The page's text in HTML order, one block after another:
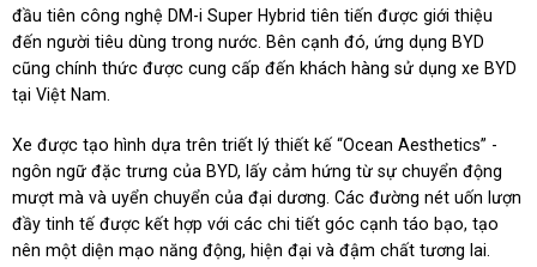
đầu tiên công nghệ DM-i Super Hybrid tiên tiến được giới thiệu
đến người tiêu dùng trong nước. Bên cạnh đó, ứng dụng BYD
cũng chính thức được cung cấp đến khách hàng sử dụng xe BYD
tại Việt Nam.
Xe được tạo hình dựa trên triết lý thiết kế “Ocean Aesthetics” -
ngôn ngữ đặc trưng của BYD, lấy cảm hứng từ sự chuyển động
mượt mà và uyển chuyển của đại dương. Các đường nét uốn lượn
đầy tinh tế được kết hợp với các chi tiết góc cạnh táo bạo, tạo
nên một diện mạo năng động, hiện đại và đậm chất tương lai.